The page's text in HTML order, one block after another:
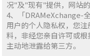
况"及"现有"提供，网站
4、「DRAMeXchange-
用户的个人隐私权，您
料，非经您亲自许可或
主动地泄露给第三方。